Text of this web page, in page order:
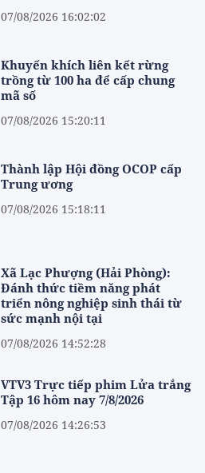
07/08/2026 16:02:02
Khuyến khích liên kết rừng
trồng từ 100 ha để cấp chung
mã số
07/08/2026 15:20:11
Thành lập Hội đồng OCOP cấp
Trung ương
07/08/2026 15:18:11
Xã Lạc Phượng (Hải Phòng):
Đánh thức tiềm năng phát
triển nông nghiệp sinh thái từ
sức mạnh nội tại
07/08/2026 14:52:28
VTV3 Trực tiếp phim Lửa trắng
Tập 16 hôm nay 7/8/2026
07/08/2026 14:26:53